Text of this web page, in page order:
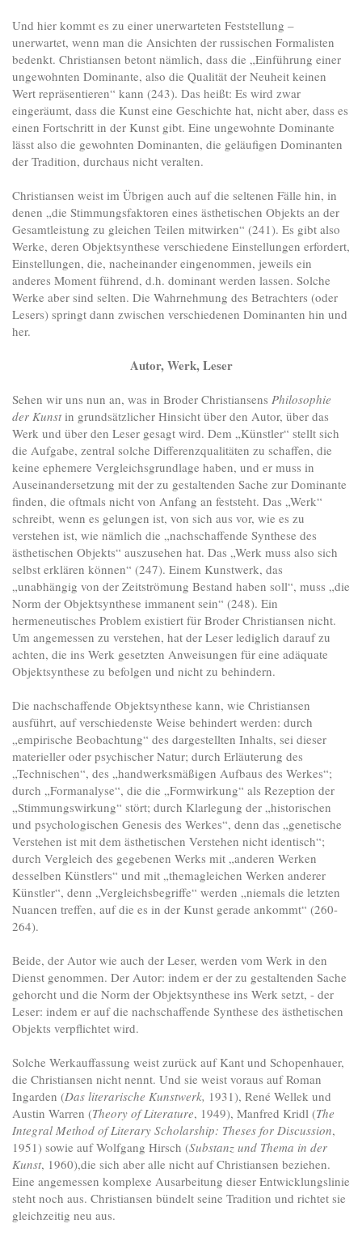
Und hier kommt es zu einer unerwarteten Feststellung –
unerwartet, wenn man die Ansichten der russischen Formalisten
bedenkt. Christiansen betont nämlich, dass die „Einführung einer
ungewohnten Dominante, also die Qualität der Neuheit keinen
Wert repräsentieren“ kann (243). Das heißt: Es wird zwar
eingeräumt, dass die Kunst eine Geschichte hat, nicht aber, dass es
einen Fortschritt in der Kunst gibt. Eine ungewohnte Dominante
lässt also die gewohnten Dominanten, die geläufigen Dominanten
der Tradition, durchaus nicht veralten.
Christiansen weist im Übrigen auch auf die seltenen Fälle hin, in
denen „die Stimmungsfaktoren eines ästhetischen Objekts an der
Gesamtleistung zu gleichen Teilen mitwirken“ (241). Es gibt also
Werke, deren Objektsynthese verschiedene Einstellungen erfordert,
Einstellungen, die, nacheinander eingenommen, jeweils ein
anderes Moment führend, d.h. dominant werden lassen. Solche
Werke aber sind selten. Die Wahrnehmung des Betrachters (oder
Lesers) springt dann zwischen verschiedenen Dominanten hin und
her.
Autor, Werk, Leser
Sehen wir uns nun an, was in Broder Christiansens Philosophie
der Kunstin grundsätzlicher Hinsicht über den Autor, über das
Werk und über den Leser gesagt wird. Dem „Künstler“ stellt sich
die Aufgabe, zentral solche Differenzqualitäten zu schaffen, die
keine ephemere Vergleichsgrundlage haben, und er muss in
Auseinandersetzung mit der zu gestaltenden Sache zur Dominante
finden, die oftmals nicht von Anfang an feststeht. Das „Werk“
schreibt, wenn es gelungen ist, von sich aus vor, wie es zu
verstehen ist, wie nämlich die „nachschaffende Synthese des
ästhetischen Objekts“ auszusehen hat. Das „Werk muss also sich
selbst erklären können“ (247). Einem Kunstwerk, das
„unabhängig von der Zeitströmung Bestand haben soll“, muss „die
Norm der Objektsynthese immanent sein“ (248). Ein
hermeneutisches Problem existiert für Broder Christiansen nicht.
Um angemessen zu verstehen, hat der Leser lediglich darauf zu
achten, die ins Werk gesetzten Anweisungen für eine adäquate
Objektsynthese zu befolgen und nicht zu behindern.
Die nachschaffende Objektsynthese kann, wie Christiansen
ausführt, auf verschiedenste Weise behindert werden: durch
„empirische Beobachtung“ des dargestellten Inhalts, sei dieser
materieller oder psychischer Natur; durch Erläuterung des
„Technischen“, des „handwerksmäßigen Aufbaus des Werkes“;
durch „Formanalyse“, die die „Formwirkung“ als Rezeption der
„Stimmungswirkung“ stört; durch Klarlegung der „historischen
und psychologischen Genesis des Werkes“, denn das „genetische
Verstehen ist mit dem ästhetischen Verstehen nicht identisch“;
durch Vergleich des gegebenen Werks mit „anderen Werken
desselben Künstlers“ und mit „themagleichen Werken anderer
Künstler“, denn „Vergleichsbegriffe“ werden „niemals die letzten
Nuancen treffen, auf die es in der Kunst gerade ankommt“ (260-
264).
Beide, der Autor wie auch der Leser, werden vom Werk in den
Dienst genommen. Der Autor: indem er der zu gestaltenden Sache
gehorcht und die Norm der Objektsynthese ins Werk setzt, - der
Leser: indem er auf die nachschaffende Synthese des ästhetischen
Objekts verpflichtet wird.
Solche Werkauffassung weist zurück auf Kant und Schopenhauer,
die Christiansen nicht nennt. Und sie weist voraus auf Roman
Ingarden (Das literarische Kunstwerk, 1931), René Wellek und
Austin Warren (Theory of Literature, 1949), Manfred Kridl (The
Integral Method of Literary Scholarship: Theses for Discussion,
1951) sowie auf Wolfgang Hirsch (Substanz und Thema in der
Kunst, 1960),die sich aber alle nicht auf Christiansen beziehen.
Eine angemessen komplexe Ausarbeitung dieser Entwicklungslinie
steht noch aus. Christiansen bündelt seine Tradition und richtet sie
gleichzeitig neu aus.